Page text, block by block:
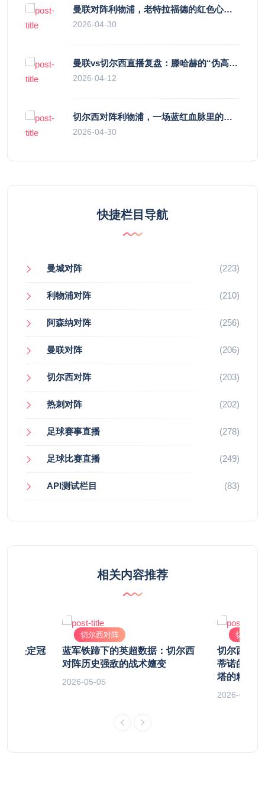
曼联对阵利物浦，老特拉福德的红色心跳与蓝色暗涌
2026-04-30
曼联vs切尔西直播复盘：滕哈赫的“伪高位”与波切蒂诺的“无锋阵”，谁更拧巴？
2026-04-12
切尔西对阵利物浦，一场蓝红血脉里的恩怨与忠诚
2026-04-30
快捷栏目导航
曼城对阵 (223)
利物浦对阵 (210)
阿森纳对阵 (256)
曼联对阵 (206)
切尔西对阵 (203)
热刺对阵 (202)
足球赛事直播 (278)
足球比赛直播 (249)
API测试栏目 (83)
相关内容推荐
场决定冠
切尔西对阵
蓝军铁蹄下的英超数据：切尔西
对阵历史强敌的战术嬗变
2026-05-05
切尔西
切尔西 vs
蒂诺的“青
塔的精密
2026-04-12